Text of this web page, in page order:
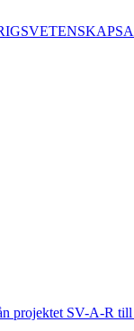
projektet SV-A-R